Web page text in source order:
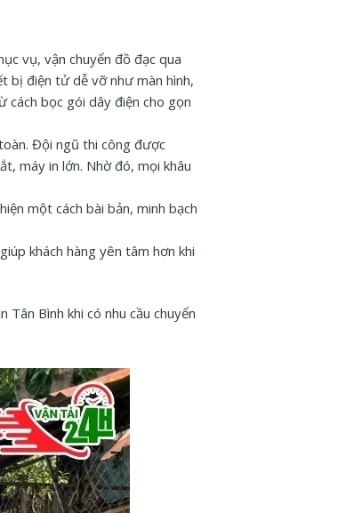
vụ, vận chuyển đồ đạc qua
bị điện tử dễ vỡ như màn hình,
cách bọc gói dây điện cho gọn
Đội ngũ thi công được
máy in lớn. Nhờ đó, mọi khâu
một cách bài bản, minh bạch
khách hàng yên tâm hơn khi
Bình khi có nhu cầu chuyển